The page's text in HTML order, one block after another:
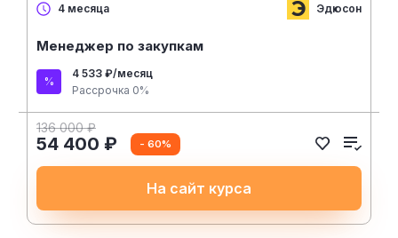
4 месяца Эдюсон
Менеджер по закупкам
4 533 ₽/месяц
Рассрочка 0%
136 000 ₽
54 400 ₽ - 60%
На сайт курса